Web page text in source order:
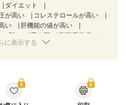
ダイエット
が高い
コレステロールが高い
い
肝機能の値が高い
2型） 高血圧
脂質異常症
心筋梗塞
糖尿病性腎症（第２期）
CKD（ステージ１）
に表示する